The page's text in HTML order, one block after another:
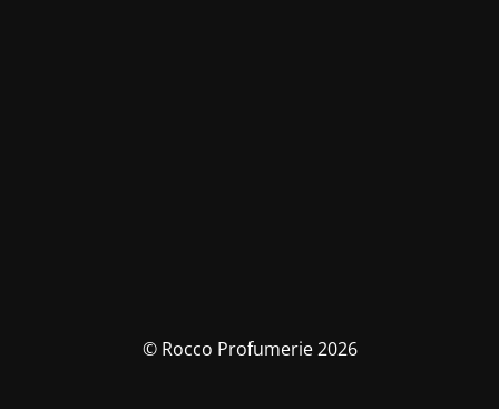
© Rocco Profumerie 2026